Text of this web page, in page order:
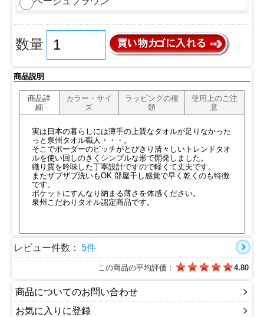
数量
商品説明
商品詳
細
カラー・サイ
ズ
ラッピングの種
類
使用上のご注
意
実は日本の暮らしには薄手の上質なタオルが足りなかった
っと泉州タオル職人・・・。
そこでボーダーのピッチがとびきり清々しいトレンドタオ
ルを使い回しのきくシンプルな形で開発しました。
織り質を吟味した丁寧設計ですので軽くて丈夫です。
またザブザブ洗いもOK.部屋干し感覚で早く乾くのも特徴
です。
ポケットにすんなり納まる薄さを体感ください。
泉州こだわりタオル認定商品です。
レビュー件数： 5件
この商品の平均評価： 4.80
商品についてのお問い合わせ
お気に入りに登録